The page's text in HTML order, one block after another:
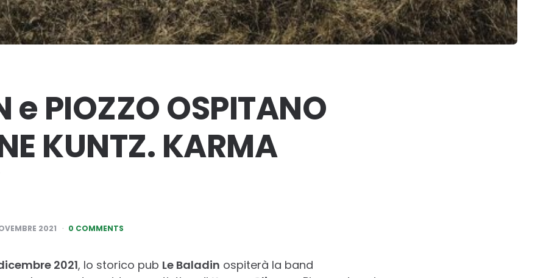
e PIOZZO OSPITANO
KUNTZ. KARMA
2021 0 COMMENTS
2021, lo storico pub Le Baladin ospiterà la band